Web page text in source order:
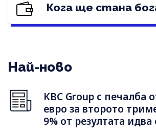
Кога ще стана
Най-ново
KBC Group с печалба
евро за второто
9% от резултата